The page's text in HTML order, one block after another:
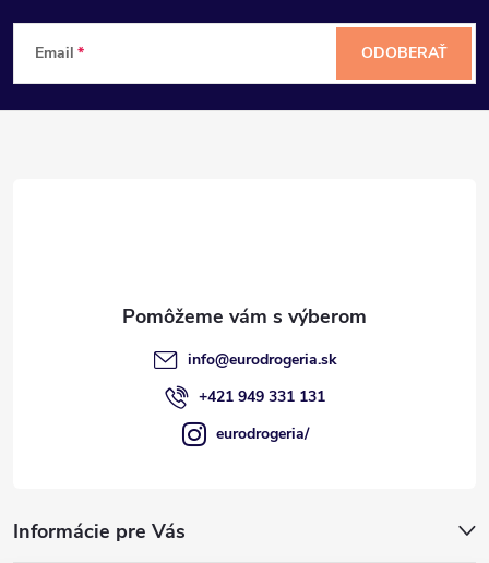
Z
á
Email ODOBERAŤ
Informácie pre Vás
info@eurodrogeria.sk
+421 949 331 131
eurodrogeria/